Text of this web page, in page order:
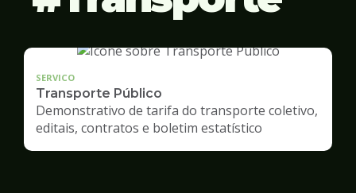
SERVICO
Transporte Público
Demonstrativo de tarifa do transporte coletivo,
editais, contratos e boletim estatístico